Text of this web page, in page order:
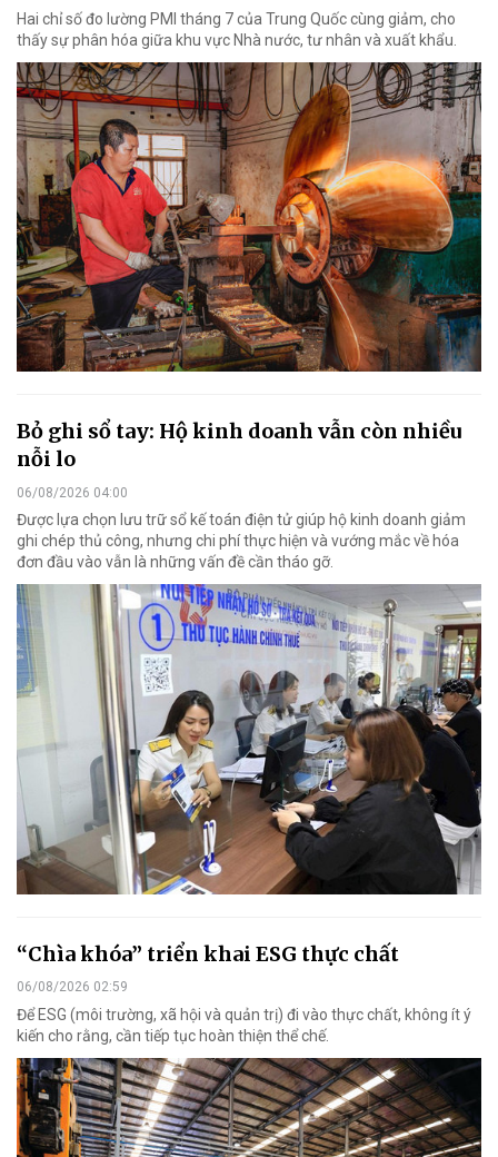
Hai chỉ số đo lường PMI tháng 7 của Trung Quốc cùng giảm, cho
thấy sự phân hóa giữa khu vực Nhà nước, tư nhân và xuất khẩu.
Bỏ ghi sổ tay: Hộ kinh doanh vẫn còn nhiều
nỗi lo
06/08/2026 04:00
Được lựa chọn lưu trữ sổ kế toán điện tử giúp hộ kinh doanh giảm
ghi chép thủ công, nhưng chi phí thực hiện và vướng mắc về hóa
đơn đầu vào vẫn là những vấn đề cần tháo gỡ.
“Chìa khóa” triển khai ESG thực chất
06/08/2026 02:59
Để ESG (môi trường, xã hội và quản trị) đi vào thực chất, không ít ý
kiến cho rằng, cần tiếp tục hoàn thiện thể chế.